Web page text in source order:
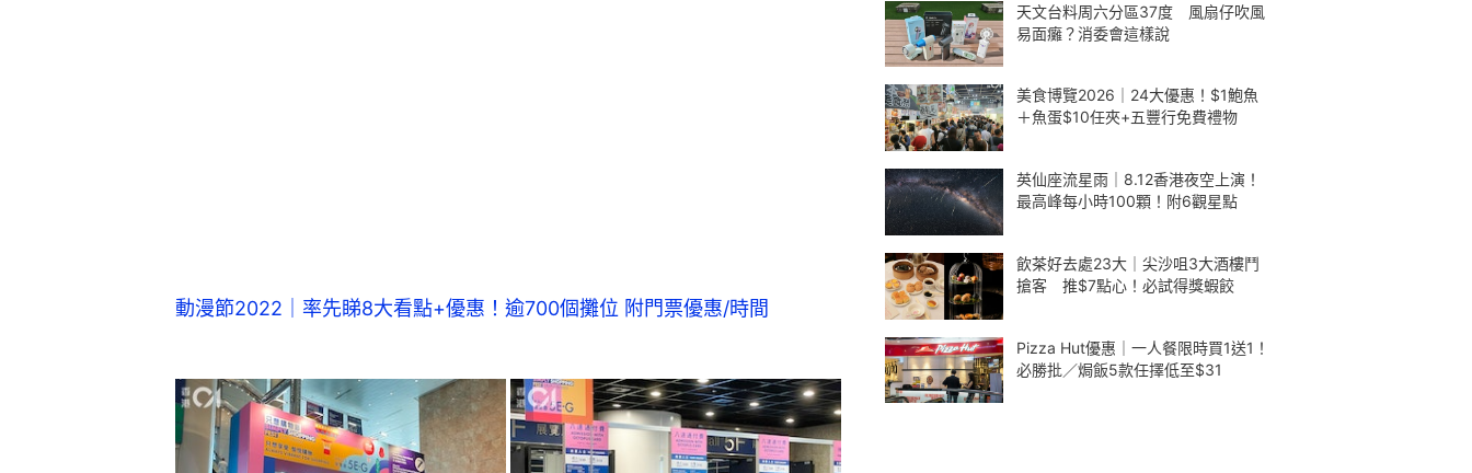
動漫節2022｜率先睇8大看點+優惠！逾700個攤位 附門票優惠/時間
天文台料周六分區37度 風扇仔吹風
易面癱？消委會這樣說
美食博覽2026｜24大優惠！$1鮑魚
＋魚蛋$10任夾+五豐行免費禮物
英仙座流星雨｜8.12香港夜空上演！
最高峰每小時100顆！附6觀星點
飲茶好去處23大｜尖沙咀3大酒樓鬥
搶客 推$7點心！必試得獎蝦餃
Pizza Hut優惠｜一人餐限時買1送1！
必勝批／焗飯5款任擇低至$31